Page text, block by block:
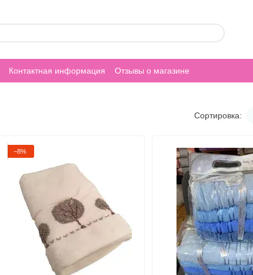
Контактная информация Отзывы о магазине
Сортировка:
−8%